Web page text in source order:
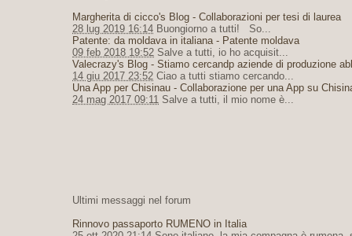
Margherita di cicco's Blog - Collaborazioni per tesi di laurea
28 lug 2019 16:14 Buongiorno a tutti! So...
Patente: da moldava in italiana - Patente moldava
09 feb 2018 19:52 Salve a tutti, io ho acquisit...
Valecrazy's Blog - Stiamo cercandp aziende di produzione
14 giu 2017 23:52 Ciao a tutti stiamo cercando...
Una App per Chisinau - Collaborazione per una App su
24 mag 2017 09:11 Salve a tutti, il mio nome è...
Ultimi messaggi nel forum
Rinnovo passaporto RUMENO in Italia